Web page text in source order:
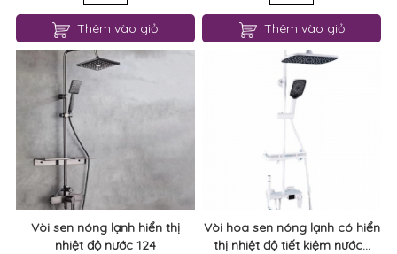
Thêm vào giỏ Thêm vào giỏ
Vòi sen nóng lạnh hiển thị
nhiệt độ nước 124
Vòi hoa sen nóng lạnh có hiển
thị nhiệt độ tiết kiệm nước...